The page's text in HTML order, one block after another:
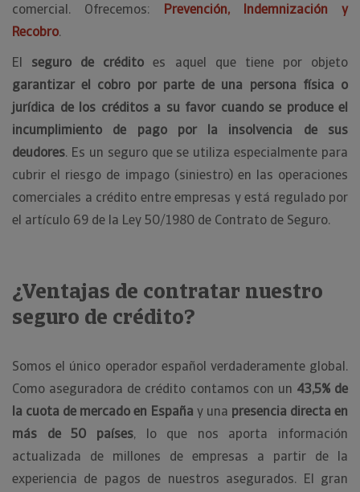
comercial. Ofrecemos: Prevención, Indemnización y
Recobro.
El seguro de crédito es aquel que tiene por objeto
garantizar el cobro por parte de una persona física o
jurídica de los créditos a su favor cuando se produce el
incumplimiento de pago por la insolvencia de sus
deudores. Es un seguro que se utiliza especialmente para
cubrir el riesgo de impago (siniestro) en las operaciones
comerciales a crédito entre empresas y está regulado por
el artículo 69 de la Ley 50/1980 de Contrato de Seguro.
¿Ventajas de contratar nuestro
seguro de crédito?
Somos el único operador español verdaderamente global.
Como aseguradora de crédito contamos con un 43,5% de
la cuota de mercado en España y una presencia directa en
más de 50 países, lo que nos aporta información
actualizada de millones de empresas a partir de la
experiencia de pagos de nuestros asegurados. El gran